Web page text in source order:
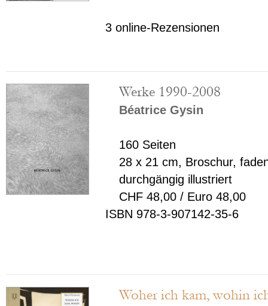
3 online-Rezensionen
Werke 1990-2008
Béatrice Gysin
160 Seiten
28 x 21 cm, Broschur,
durchgängig illustriert
CHF 48,00 / Euro 48,00
ISBN 978-3-907142-35-6
Woher ich kam, wohin